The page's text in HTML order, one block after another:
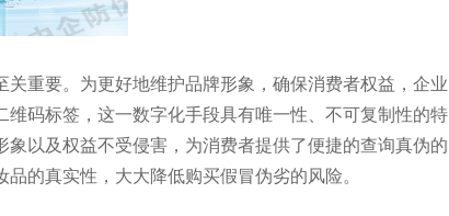
重要。为更好地维护品牌形象，确保消费者权益，企业
码标签，这一数字化手段具有唯一性、不可复制性的特
以及权益不受侵害，为消费者提供了便捷的查询真伪的
的真实性，大大降低购买假冒伪劣的风险。